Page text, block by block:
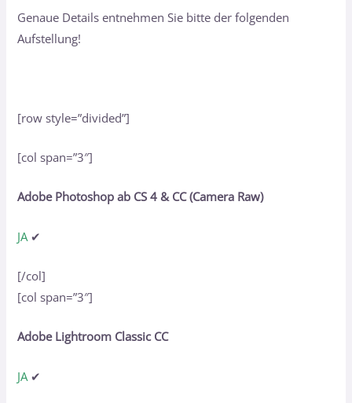
Genaue Details entnehmen Sie bitte der folgenden
Aufstellung!
[row style=”divided”]
[col span=”3″]
Adobe Photoshop ab CS 4 & CC (Camera Raw)
JA ✔
[/col]
[col span=”3″]
Adobe Lightroom Classic CC
JA ✔